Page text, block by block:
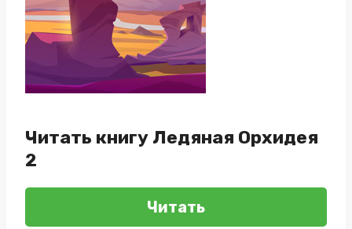
Читать книгу Ледяная Орхидея
2
Читать